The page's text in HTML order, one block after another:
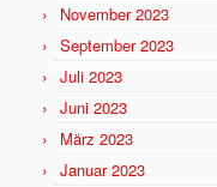
November 2023
September 2023
Juli 2023
Juni 2023
März 2023
Januar 2023